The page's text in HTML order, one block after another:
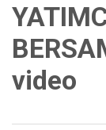
video